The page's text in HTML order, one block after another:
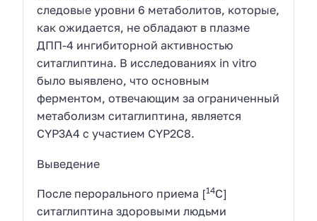
следовые уровни 6 метаболитов, которые,
как ожидается, не обладают в плазме
ДПП-4 ингибиторной активностью
ситаглиптина. В исследованиях in vitro
было выявлено, что основным
ферментом, отвечающим за ограниченный
метаболизм ситаглиптина, является
CYP3A4 с участием CYP2C8.
Выведение
После перорального приема [14С]
ситаглиптина здоровыми людьми